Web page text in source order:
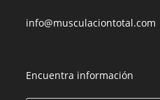
info@musculaciontotal.com
Encuentra información